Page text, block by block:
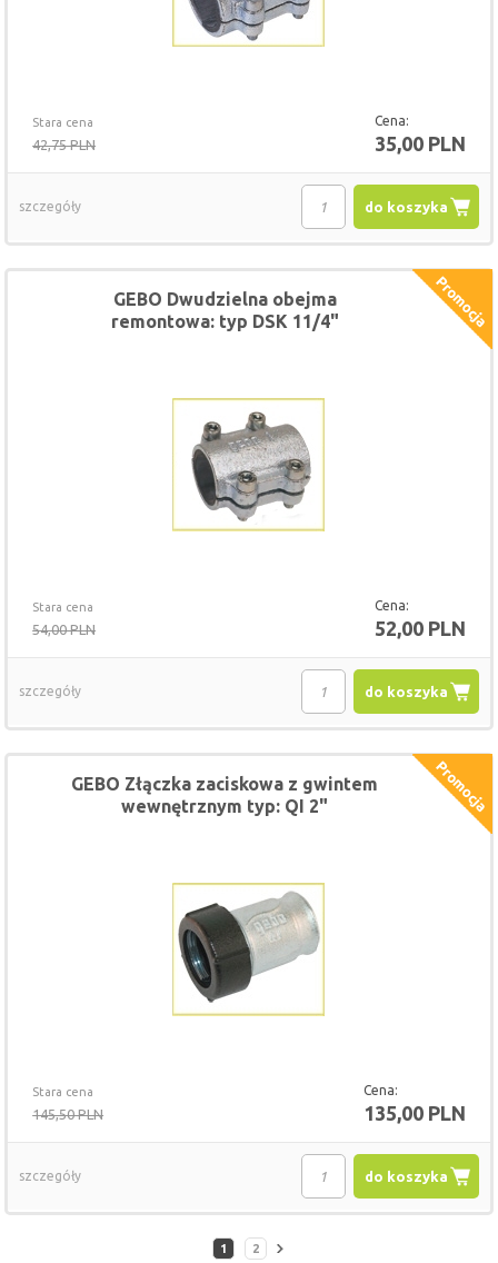
Stara cena
42,75 PLN
Cena:
35,00 PLN
do koszyka
szczegóły
Stara cena
54,00 PLN
Cena:
52,00 PLN
GEBO Dwudzielna obejma
remontowa: typ DSK 11/4"
do koszyka
szczegóły
Stara cena
145,50 PLN
Cena:
135,00 PLN
GEBO Złączka zaciskowa z gwintem
wewnętrznym typ: QI 2"
do koszyka
szczegóły
1 2